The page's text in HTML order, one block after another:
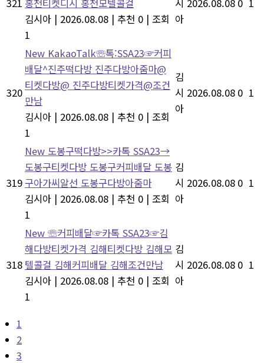
김시아 | 2026.08.08 | 추천 0 | 조회
1
아
320
New KakaoTalk☏톡:SSA23☞커피
배달^진주떡다방 진주다방아줌마@
티켓다방@ 진주다방티켓가격@조건
만남
김시아 | 2026.08.08 | 추천 0 | 조회
1
김
시
아
2026.08.08 0 1
319
New 도봉구떡다방>>카톡 SSA23→
도봉구티켓다방 도봉구커피배달 도봉
구아가씨알선 도봉구다방아줌마
김시아 | 2026.08.08 | 추천 0 | 조회
1
김
시
아
2026.08.08 0 1
318
New ☏커피배달☞카톡 SSA23☞김
해다방티켓가격 김해티켓다방 김해모
텔콜걸 김해커피배달 김해조건만남
김시아 | 2026.08.08 | 추천 0 | 조회
1
김
시
아
2026.08.08 0 1
1
2
3